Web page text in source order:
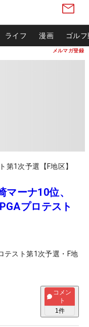
メルマガ登録
ライフ 漫画 ゴル
第1次予選【F地区】
ーナ10位、
プロテスト
テスト第1次予選・F地
コメン
ト
1件